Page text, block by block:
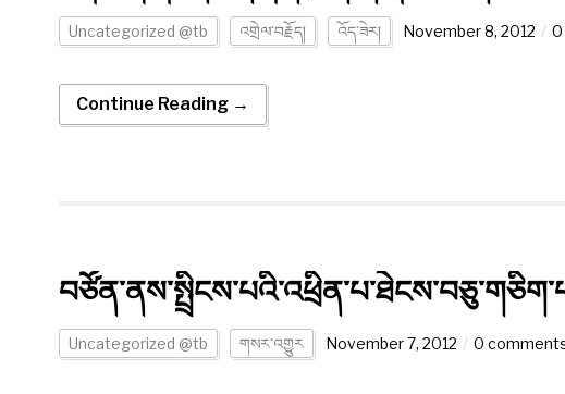
Uncategorized @tb འགྲེལ་བརྗོད། འོད་ཟེར། November 8, 2012 0
Continue Reading →
Uncategorized @tb གསར་འགྱུར November 7, 2012 0